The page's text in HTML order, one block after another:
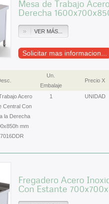
Mesa de Trabajo
Derecha
VER MÁS...
Solicitar mas informacion...
Un.
Embalaje
Precio X
Acero
Central Con
la Derecha
mm
1 UNIDAD
Fregadero Acero
Con Estante